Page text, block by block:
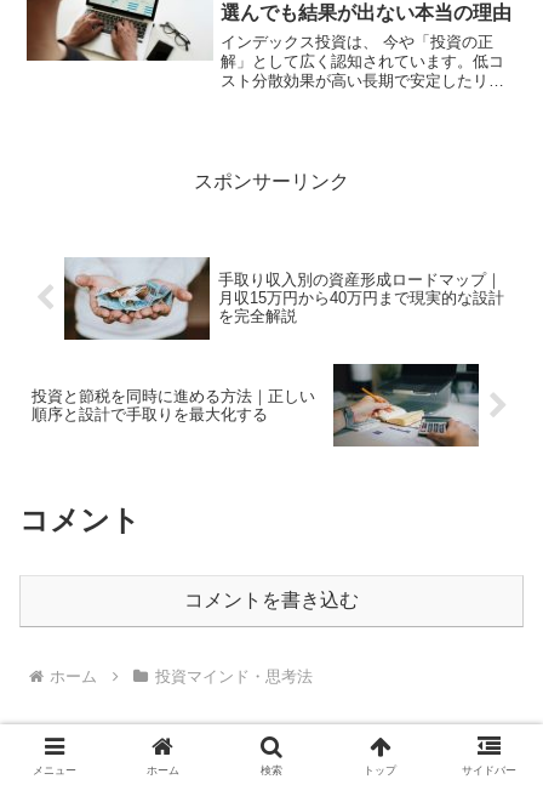
選んでも結果が出ない本当の理由
インデックス投資は、 今や「投資の正
解」として広く認知されています。低コ
スト分散効果が高い長期で安定したリタ
スポンサーリンク
手取り収入別の資産形成ロードマップ｜
月収15万円から40万円まで現実的な設計
を完全解説
投資と節税を同時に進める方法｜正しい
順序と設計で手取りを最大化する
コメント
コメントを書き込む
ホーム 投資マインド・思考法
メニュー ホーム 検索 トップ サイドバー